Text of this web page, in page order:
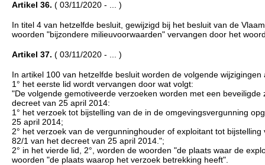
Artikel 36. ( 03/11/2020 - ... )
In titel 4 van hetzelfde besluit, gewijzigd bij het besluit van de
woorden "bijzondere milieuvoorwaarden" vervangen door het
Artikel 37. ( 03/11/2020 - ... )
In artikel 100 van hetzelfde besluit worden de volgende wijzigingen
1° het eerste lid wordt vervangen door wat volgt:
"De volgende gemotiveerde verzoeken worden met een
decreet van 25 april 2014:
1° het verzoek tot bijstelling van de in de omgevingsvergunning
25 april 2014;
2° het verzoek van de vergunninghouder of exploitant tot
82/1 van het decreet van 25 april 2014.";
2° in het vierde lid, 2°, worden de woorden "de plaats waar de
woorden "de plaats waarop het verzoek betrekking heeft".